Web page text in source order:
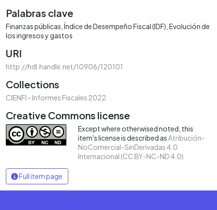
Palabras clave
Finanzas públicas Índice de Desempeño Fiscal (IDF) Evolución de
los ingresos y gastos
URI
http://hdl.handle.net/10906/120101
Collections
CIENFI - Informes Fiscales 2022
Creative Commons license
Except where otherwised noted, this
item's license is described asAtribución-
NoComercial-SinDerivadas 4.0
Internacional (CC BY-NC-ND 4.0)
Full item page